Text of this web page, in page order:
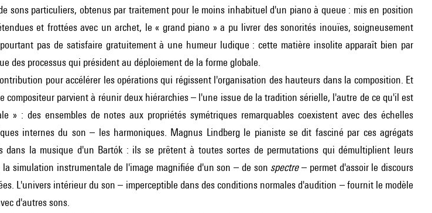
sons particuliers, obtenus par traitement pour le moins inhabituel d'un piano à queue : mis en position
et frottées avec un archet, le « grand piano » a pu livrer des sonorités inouïes, soigneusement
pas de satisfaire gratuitement à une humeur ludique : cette matière insolite apparaît bien par
des processus qui président au déploiement de la forme globale.
pour accélérer les opérations qui régissent l'organisation des hauteurs dans la composition. Et
compositeur parvient à réunir deux hiérarchies – l'une issue de la tradition sérielle, l'autre de ce qu'il est
» : des ensembles de notes aux propriétés symétriques remarquables coexistent avec des échelles
internes du son – les harmoniques. Magnus Lindberg le pianiste se dit fasciné par ces agrégats
dans la musique d'un Bartók : ils se prêtent à toutes sortes de permutations qui démultiplient leurs
simulation instrumentale de l'image magnifiée d'un son – de son spectre– permet d'assoir le discours
L'univers intérieur du son – imperceptible dans des conditions normales d'audition – fournit le modèle
d'autres sons.